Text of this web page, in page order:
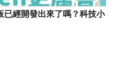
經開發出來了嗎？科技小